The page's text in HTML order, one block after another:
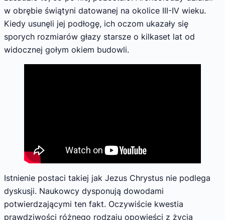
w obrębie świątyni datowanej na okolice III-IV wieku.
Kiedy usunęli jej podłogę, ich oczom ukazały się
sporych rozmiarów głazy starsze o kilkaset lat od
widocznej gołym okiem budowli.
Istnienie postaci takiej jak Jezus Chrystus nie podlega
dyskusji. Naukowcy dysponują dowodami
potwierdzającymi ten fakt. Oczywiście kwestia
prawdziwości różnego rodzaju opowieści z życia